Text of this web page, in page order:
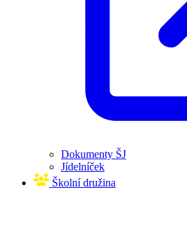
Dokumenty ŠJ
Jídelníček
Školní družina